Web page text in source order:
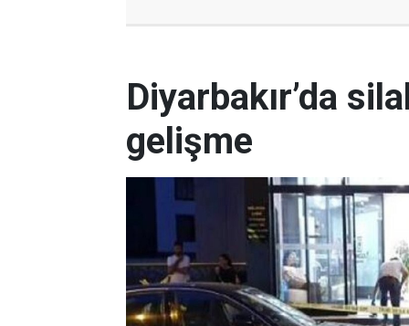
Diyarbakır’da
gelişme